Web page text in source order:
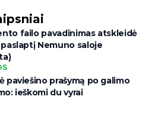
failo pavadinimas atskleidė
Nemuno saloje
paviešino prašymą po galimo
ieškomi du vyrai